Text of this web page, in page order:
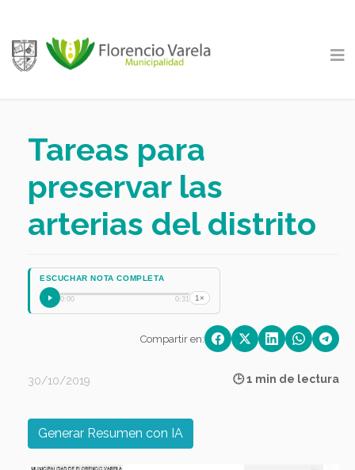
Tareas para
preservar las
arterias del distrito
ESCUCHAR NOTA COMPLETA
0:00 0:31 1×
Compartir en:
30/10/2019 🕒 1 min de lectura
Generar Resumen con IA